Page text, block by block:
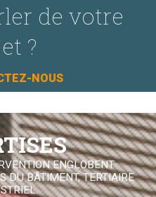
de votre
?
NOUS
ENGLOBENT
DU BÂTIMENT, TERTIAIRE